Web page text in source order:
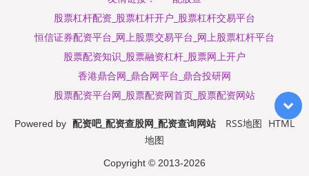
股票杠杆配资_股票杠杆开户_股票杠杆交易平台
恒信证券配资平台_网上股票交易平台_网上股票杠杆平台
股票配资知识_股票融资杠杆_股票网上开户
香港鼎合网_鼎合网平台_鼎合投研网
股票配资平台网_股票配资网首页_股票配资网站
Powered by 配资吧_配资查股网_配资查询网站 RSS地图 HTML
地图
Copyright © 2013-2026